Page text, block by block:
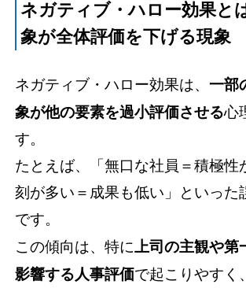
ネガティブ・ハロー効果と
象が全体評価を下げる現象
ネガティブ・ハロー効果は、一部
象が他の要素を過小評価させる心
す。
たとえば、「無口な社員＝積極性
刻が多い＝成果も低い」といった
です。
この傾向は、特に上司の主観や第
影響する人事評価で起こりやすく